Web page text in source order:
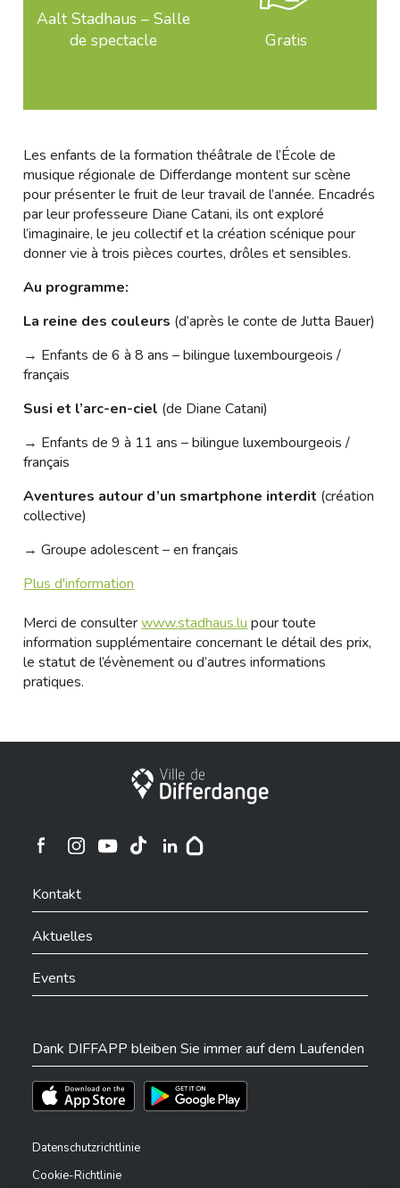
Aalt Stadhaus – Salle
de spectacle
Gratis
Les enfants de la formation théâtrale de l’École de
musique régionale de Differdange montent sur scène
pour présenter le fruit de leur travail de l’année. Encadrés
par leur professeure Diane Catani, ils ont exploré
l’imaginaire, le jeu collectif et la création scénique pour
donner vie à trois pièces courtes, drôles et sensibles.
Au programme:
La reine des couleurs (d’après le conte de Jutta Bauer)
→ Enfants de 6 à 8 ans – bilingue luxembourgeois /
français
Susi et l’arc-en-ciel (de Diane Catani)
→ Enfants de 9 à 11 ans – bilingue luxembourgeois /
français
Aventures autour d’un smartphone interdit (création
collective)
→ Groupe adolescent – en français
Plus d'information
Merci de consulterwww.stadhaus.lu pour toute
information supplémentaire concernant le détail des prix,
le statut de l’évènement ou d’autres informations
pratiques.
Stadt Differdingen
Ville de Differdange sur Instagram
Kontakt
Aktuelles
Events
Dank DIFFAPP bleiben Sie immer auf dem Laufenden
Téléchargez l'app sur l'App StoreTéléchargez l'app sur Play Store
Datenschutzrichtlinie
Cookie-Richtlinie